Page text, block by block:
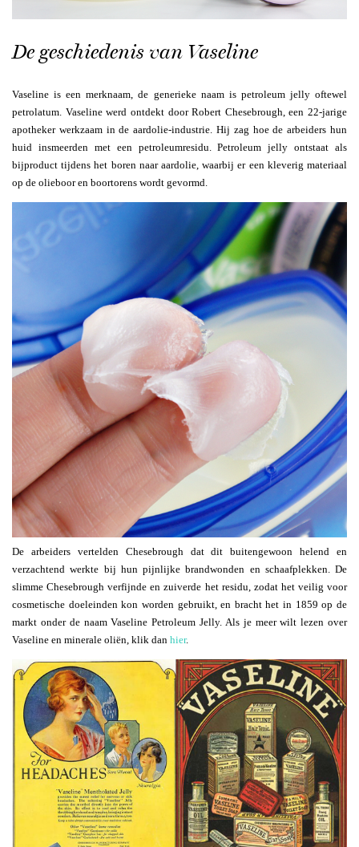
De geschiedenis van Vaseline
Vaseline is een merknaam, de generieke naam is petroleum jelly oftewel
petrolatum. Vaseline werd ontdekt door Robert Chesebrough, een 22-jarige
apotheker werkzaam in de aardolie-industrie. Hij zag hoe de arbeiders hun
huid insmeerden met een petroleumresidu. Petroleum jelly ontstaat als
bijproduct tijdens het boren naar aardolie, waarbij er een kleverig materiaal
op de olieboor en boortorens wordt gevormd.
De arbeiders vertelden Chesebrough dat dit buitengewoon helend en
verzachtend werkte bij hun pijnlijke brandwonden en schaafplekken. De
slimme Chesebrough verfijnde en zuiverde het residu, zodat het veilig voor
cosmetische doeleinden kon worden gebruikt, en bracht het in 1859 op de
markt onder de naam Vaseline Petroleum Jelly. Als je meer wilt lezen over
Vaseline en minerale oliën, klik dan hier.